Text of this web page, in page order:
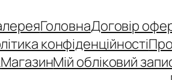
ГоловнаДоговір
конфіденційності
МагазинМій обліковий